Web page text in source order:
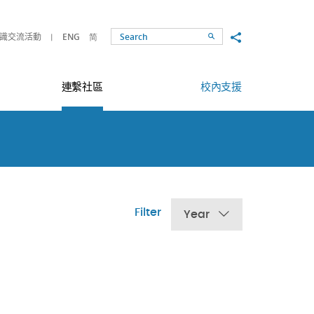
交流活動 ENG 简 SearchShare to
連繫社區 校內支援
Filter Year